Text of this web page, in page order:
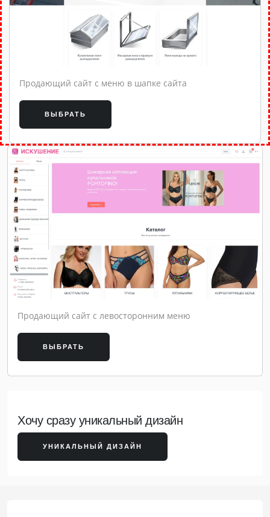
Продающий сайт с меню в шапке сайта
ВЫБРАТЬ
Продающий сайт с левосторонним меню
ВЫБРАТЬ
Хочу сразу уникальный дизайн
УНИКАЛЬНЫЙ ДИЗАЙН